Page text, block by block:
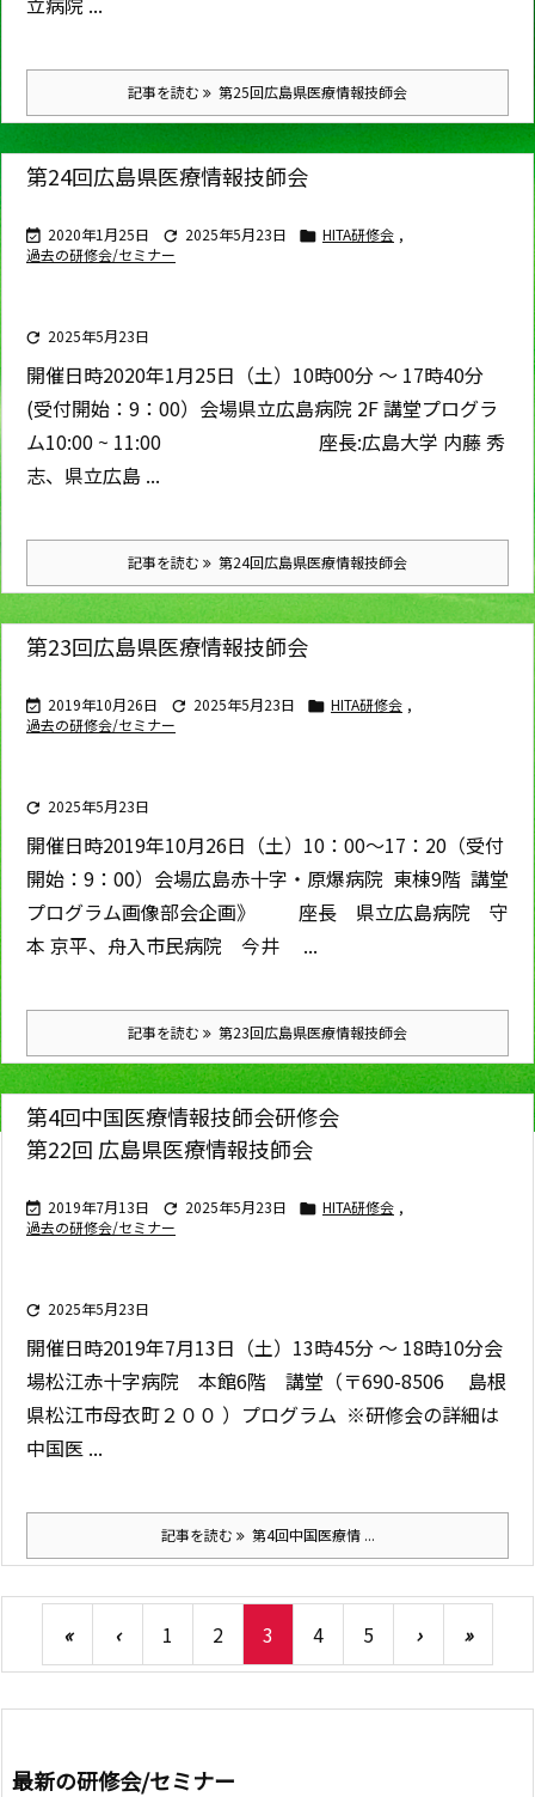
記事を読む 第25回広島県医療情報技師会
第24回広島県医療情報技師会
 2020年1月25日  2025年5月23日  HITA研修会 ,
過去の研修会/セミナー
 2025年5月23日
開催日時2020年1月25日（土）10時00分 ～ 17時40分
(受付開始：9：00） 会場県立広島病院 2F 講堂プログラ
ム10:00 ~ 11:00 座長:広島大学 内藤 秀
志、県立広島 ...
記事を読む 第24回広島県医療情報技師会
第23回広島県医療情報技師会
 2019年10月26日  2025年5月23日  HITA研修会 ,
過去の研修会/セミナー
 2025年5月23日
開催日時2019年10月26日（土）10：00～17：20（受付
開始：9：00） 会場広島赤十字・原爆病院 東棟9階 講堂
プログラム画像部会企画》 座長 県立広島病院 守
本 京平、舟入市民病院 今井 ...
記事を読む 第23回広島県医療情報技師会
第4回中国医療情報技師会研修会
第22回 広島県医療情報技師会
 2019年7月13日  2025年5月23日  HITA研修会 ,
過去の研修会/セミナー
 2025年5月23日
開催日時2019年7月13日（土）13時45分 ～ 18時10分会
場松江赤十字病院 本館6階 講堂（〒690-8506 島根
県松江市母衣町２００ ） プログラム ※研修会の詳細は
中国医 ...
記事を読む 第4回中国医療情 ...
« ‹ 1 2 3 4 5 › »
最新の研修会/セミナー